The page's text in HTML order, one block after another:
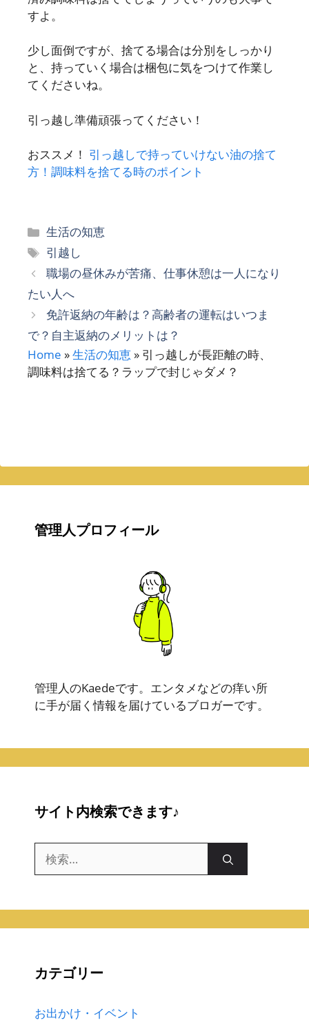
すよ。
少し面倒ですが、捨てる場合は分別をしっかり
と、持っていく場合は梱包に気をつけて作業し
てくださいね。
引っ越し準備頑張ってください！
おススメ！ 引っ越しで持っていけない油の捨て
方！調味料を捨てる時のポイント
カ
テ
ゴ
リ
ー
生活の知恵
タ
グ
引越し
職場の昼休みが苦痛、仕事休憩は一人になり
たい人へ
免許返納の年齢は？高齢者の運転はいつま
で？自主返納のメリットは？
Home »生活の知恵 » 引っ越しが長距離の時、
調味料は捨てる？ラップで封じゃダメ？
管理人プロフィール
管理人のKaedeです。エンタメなどの痒い所
に手が届く情報を届けているブロガーです。
サイト内検索できます♪
索:
カテゴリー
お出かけ・イベント